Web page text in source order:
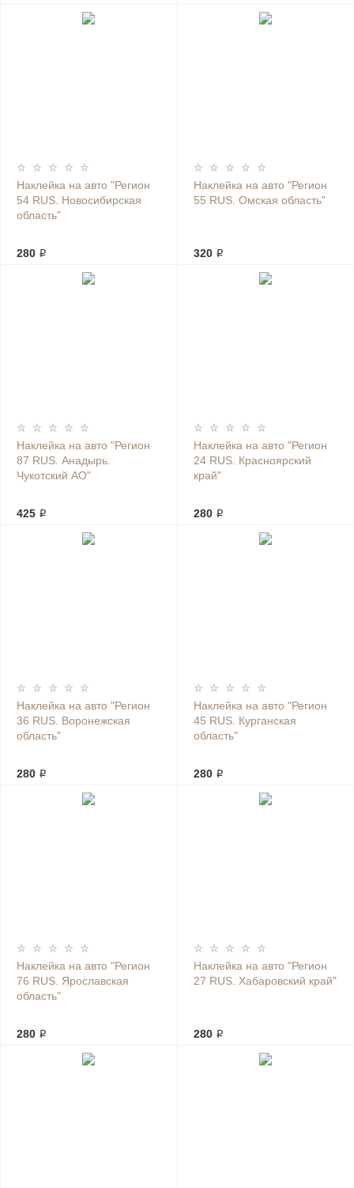
Наклейка на авто "Регион
54 RUS. Новосибирская
область"
280 ₽
Наклейка на авто "Регион
55 RUS. Омская область"
320 ₽
Наклейка на авто "Регион
87 RUS. Анадырь.
Чукотский АО"
425 ₽
Наклейка на авто "Регион
24 RUS. Красноярский
край"
280 ₽
Наклейка на авто "Регион
36 RUS. Воронежская
область"
280 ₽
Наклейка на авто "Регион
45 RUS. Курганская
область"
280 ₽
Наклейка на авто "Регион
76 RUS. Ярославская
область"
280 ₽
Наклейка на авто "Регион
27 RUS. Хабаровский край"
280 ₽